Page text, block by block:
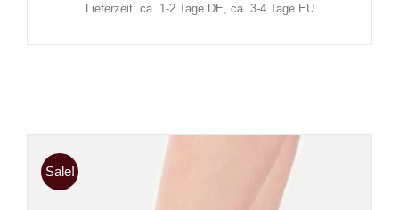
Lieferzeit: ca. 1-2 Tage DE, ca. 3-4 Tage EU
Sale!